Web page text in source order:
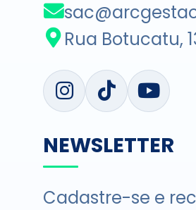
Rua Botucatu,
NEWSLETTER
Cadastre-se e